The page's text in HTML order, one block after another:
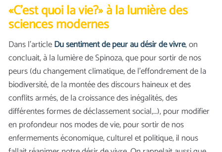
«C’est quoi la vie?» à la lumière des
sciences modernes
Dans l’articleDu sentiment de peur au désir de vivre, on
concluait, à la lumière de Spinoza, que pour sortir de nos
peurs (du changement climatique, de l’effondrement de la
biodiversité, de la montée des discours haineux et des
conflits armés, de la croissance des inégalités, des
différentes formes de déclassement social,…), pour modifier
en profondeur nos modes de vie, pour sortir de nos
enfermements économique, culturel et politique, il nous